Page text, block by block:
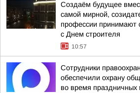
Создаём будущее
самой мирной,
профессии принимают
с Днем строителя
10:57
Сотрудники
обеспечили охрану
во время праздничных